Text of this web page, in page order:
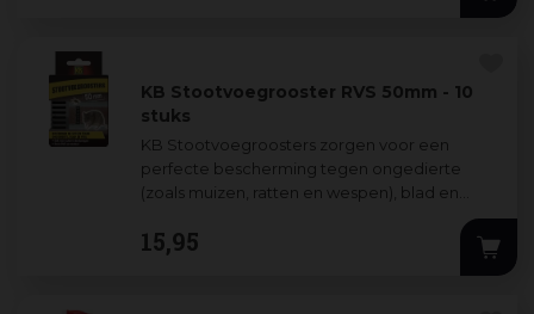
KB Stootvoegrooster RVS 50mm - 10
stuks
KB Stootvoegroosters zorgen voor een
perfecte bescherming tegen ongedierte
(zoals muizen, ratten en wespen), blad en
spouwventi
15,95